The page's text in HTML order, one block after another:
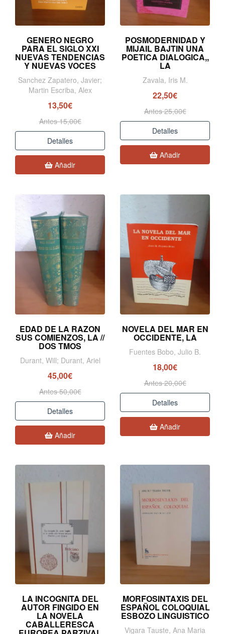
GENERO NEGRO
PARA EL SIGLO XXI
NUEVAS TENDENCIAS
Y NUEVAS VOCES
Sanchez Zapatero, Javier;
Martin Escriba, Alex
13,50€
Antes 15,00€
Detalles
Añadir
POSMODERNIDAD Y
MIJAIL BAJTIN UNA
POETICA DIALOGICA,,
LA
Zavala, Iris M.
22,50€
Antes 25,00€
Detalles
Añadir
EDAD DE LA RAZON
SUS COMIENZOS, LA //
DOS TMOS
Durant, Will; Durant, Ariel
45,00€
Antes 50,00€
Detalles
Añadir
NOVELA DEL MAR EN
OCCIDENTE, LA
Fuentes Bobo, Julio B.
18,00€
Antes 20,00€
Detalles
Añadir
LA INCOGNITA DEL
AUTOR FINGIDO EN
LA NOVELA
CABALLERESCA
MORFOSINTAXIS DEL
ESPAÑOL COLOQUIAL
ESBOZO LINGUISTICO
Vigara Tauste, Ana Maria